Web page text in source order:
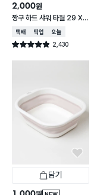
2,000원
짱구 하드 샤워 타월 29 X
95 cm
택배배송매장픽업오늘배송
별점 4.9점 2,430
건 작성
담기